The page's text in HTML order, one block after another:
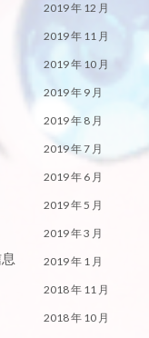
2019 年 12 月
2019 年 11 月
2019 年 10 月
2019 年 9 月
2019 年 8 月
2019 年 7 月
2019 年 6 月
2019 年 5 月
2019 年 3 月
2019 年 1 月
2018 年 11 月
2018 年 10 月